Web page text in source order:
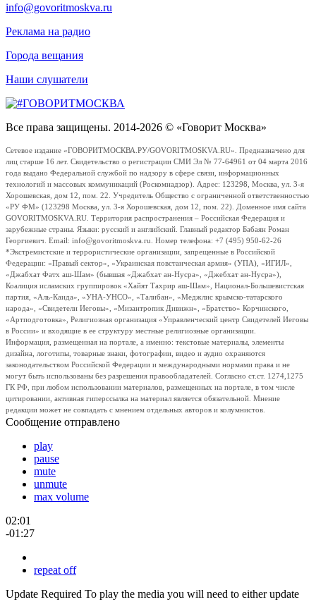
info@govoritmoskva.ru
Реклама на радио
Города вещания
Наши слушатели
Все права защищены. 2014-2026 © «Говорит Москва»
Сетевое издание «ГОВОРИТМОСКВА.РУ/GOVORITMOSKVA.RU». Предназначено для
лиц старше 16 лет. Свидетельство о регистрации СМИ Эл № 77-64961 от 04 марта 2016
года выдано Федеральной службой по надзору в сфере связи, информационных
технологий и массовых коммуникаций (Роскомнадзор). Адрес: 123298, Москва, ул. 3-я
Хорошевская, дом 12, пом. 22. Учредитель Общество с ограниченной ответственностью
«РУ ФМ» (123298 Москва, ул. 3-я Хорошевская, дом 12, пом. 22). Доменное имя сайта
GOVORITMOSKVA.RU. Территория распространения – Российская Федерация и
зарубежные страны. Языки: русский и английский. Главный редактор Бабаян Роман
Георгиевич. Email: info@govoritmoskva.ru. Номер телефона: +7 (495) 950-62-26
*Экстремистские и террористические организации, запрещенные в Российской
Федерации: «Правый сектор», «Украинская повстанческая армия» (УПА), «ИГИЛ»,
«Джабхат Фатх аш-Шам» (бывшая «Джабхат ан-Нусра», «Джебхат ан-Нусра»),
Коалиция исламских группировок «Хайят Тахрир аш-Шам», Национал-Большевистская
партия, «Аль-Каида», «УНА-УНСО», «Талибан», «Меджлис крымско-татарского
народа», «Свидетели Иеговы», «Мизантропик Дивижн», «Братство» Корчинского,
«Артподготовка», Религиозная организация «Управленческий центр Свидетелей Иеговы
в России» и входящие в ее структуру местные религиозные организации.
Информация, размещенная на портале, а именно: текстовые материалы, элементы
дизайна, логотипы, товарные знаки, фотографии, видео и аудио охраняются
законодательством Российской Федерации и международными нормами права и не
могут быть использованы без разрешения правообладателей. Согласно ст.ст. 1274,1275
ГК РФ, при любом использовании материалов, размещенных на портале, в том числе
цитировании, активная гиперссылка на материал является обязательной. Мнение
редакции может не совпадать с мнением отдельных авторов и колумнистов.
Сообщение отправлено
play
pause
mute
unmute
max volume
02:01
-01:27
repeat off
Update Required To play the media you will need to either update